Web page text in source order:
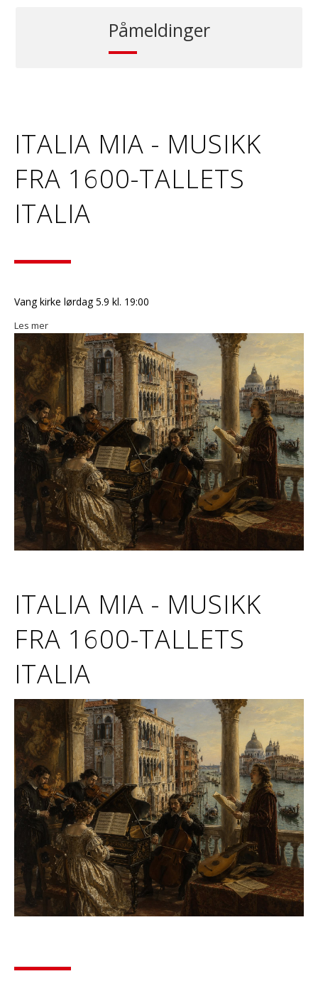
Påmeldinger
ITALIA MIA - MUSIKK
FRA 1600-TALLETS
ITALIA
Vang kirke lørdag 5.9 kl. 19:00
Les mer
ITALIA MIA - MUSIKK
FRA 1600-TALLETS
ITALIA